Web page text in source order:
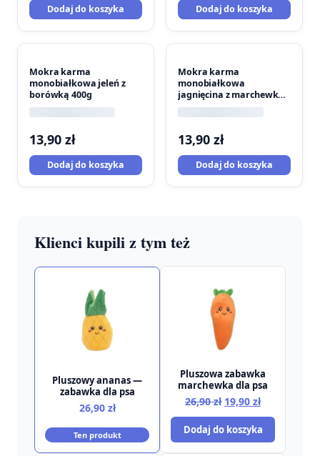
Dodaj do koszyka Dodaj do koszyka
Mokra karma
monobiałkowa jeleń z
borówką 400g
13,90 zł
Dodaj do koszyka
Mokra karma
monobiałkowa
jagnięcina z marchewką
400g
13,90 zł
Dodaj do koszyka
Klienci kupili z tym też
Pluszowy ananas —
zabawka dla psa
26,90 zł
Ten produkt
Pluszowa zabawka
marchewka dla psa
26,90zł Pierwotna
cena
wynosiła:
19,90 złAktualna
cena
wynosi:
19,90 zł.
Dodaj do koszyka